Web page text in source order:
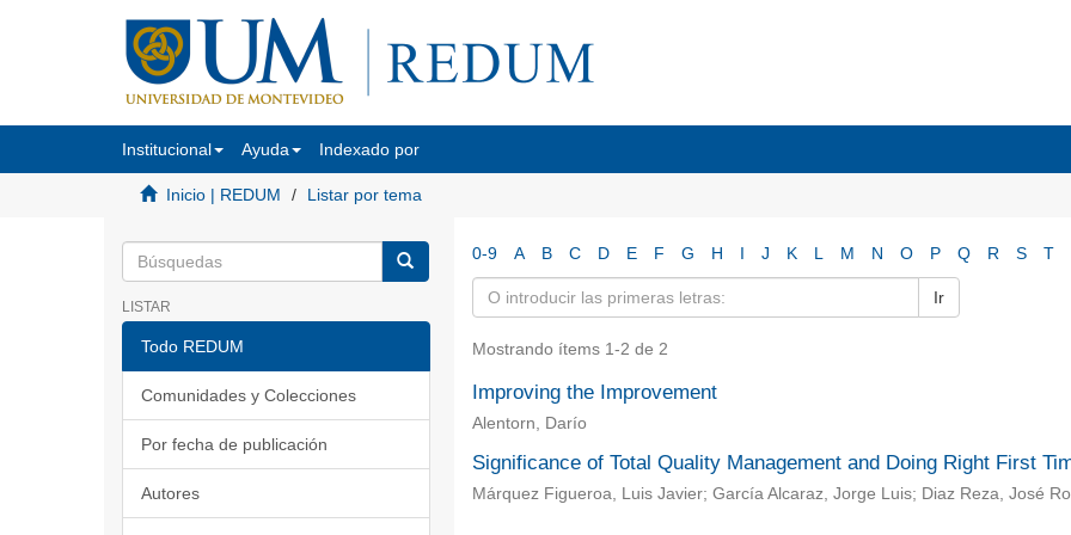
Institucional Ayuda Indexado por
Inicio | REDUM Listar por tema
LISTAR
Todo REDUM
Comunidades y Colecciones
Por fecha de publicación
Autores
0-9 A B C D E F G H I J K L M N O P Q R S T
Ir
Mostrando ítems 1-2 de 2
Improving the Improvement
Alentorn, Darío
Significance of Total Quality Management and Doing Right First
Márquez Figueroa, Luis Javier; García Alcaraz, Jorge Luis; Diaz Reza, José